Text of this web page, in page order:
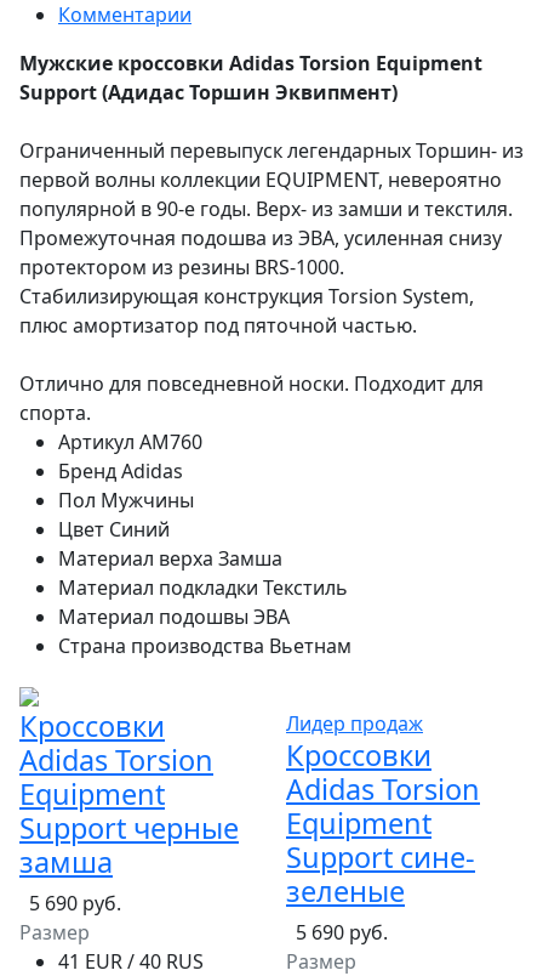
Комментарии
Мужские кроссовки Adidas Torsion Equipment
Support (Адидас Торшин Эквипмент)
Ограниченный перевыпуск легендарных Торшин- из
первой волны коллекции EQUIPMENT, невероятно
популярной в 90-е годы. Верх- из замши и текстиля.
Промежуточная подошва из ЭВА, усиленная снизу
протектором из резины BRS-1000.
Стабилизирующая конструкция Torsion System,
плюс амортизатор под пяточной частью.
Отлично для повседневной носки. Подходит для
спорта.
Артикул AM760
БрендAdidas
Пол Мужчины
Цвет Синий
Материал верха Замша
Материал подкладки Текстиль
Материал подошвы ЭВА
Страна производства Вьетнам
Кроссовки
Adidas Torsion
Equipment
Support черные
замша
5 690 руб.
Размер
41 EUR / 40 RUS
Лидер продаж
Кроссовки
Adidas Torsion
Equipment
Support сине-
зеленые
5 690 руб.
Размер